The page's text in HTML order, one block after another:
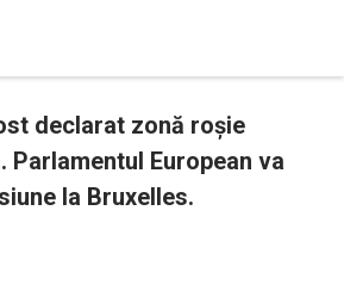
declarat zonă roșie
Parlamentul European va
la Bruxelles.